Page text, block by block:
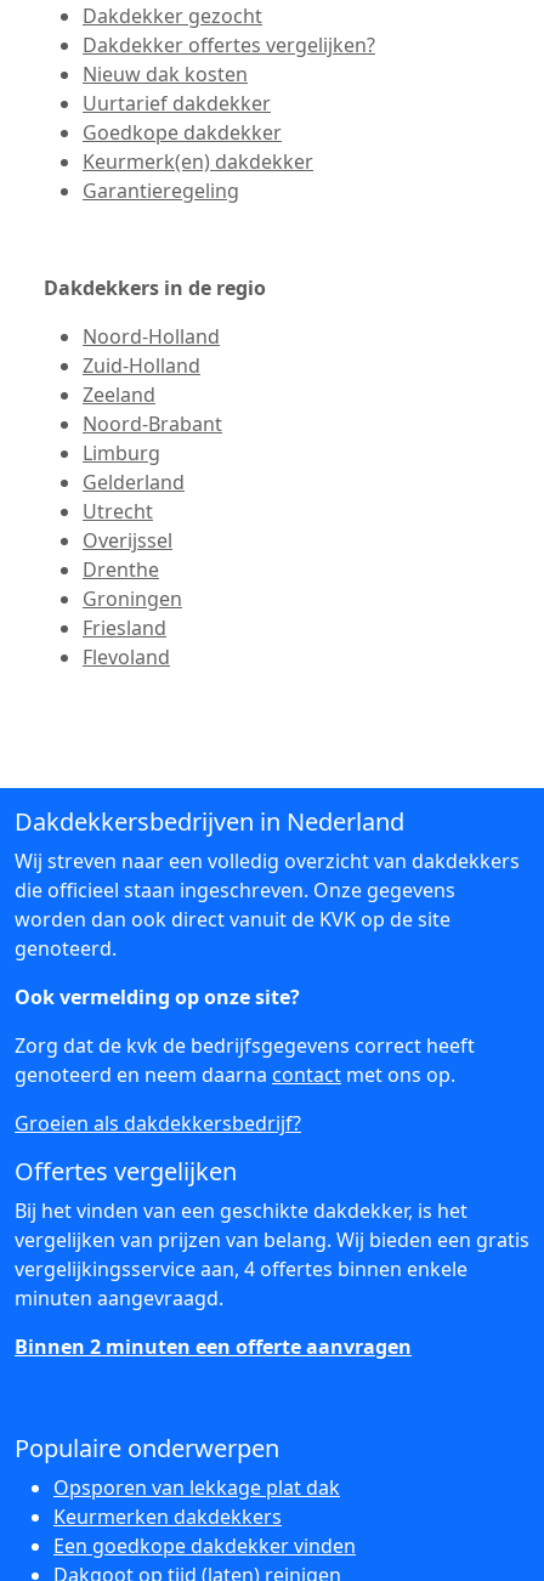
Dakdekker gezocht
Dakdekker offertes vergelijken?
Nieuw dak kosten
Uurtarief dakdekker
Goedkope dakdekker
Keurmerk(en) dakdekker
Garantieregeling
Dakdekkers in de regio
Noord-Holland
Zuid-Holland
Zeeland
Noord-Brabant
Limburg
Gelderland
Utrecht
Overijssel
Drenthe
Groningen
Friesland
Flevoland
Dakdekkersbedrijven in Nederland
Wij streven naar een volledig overzicht van dakdekkers
die officieel staan ingeschreven. Onze gegevens
worden dan ook direct vanuit de KVK op de site
genoteerd.
Ook vermelding op onze site?
Zorg dat de kvk de bedrijfsgegevens correct heeft
genoteerd en neem daarna contact met ons op.
Groeien als dakdekkersbedrijf?
Offertes vergelijken
Bij het vinden van een geschikte dakdekker, is het
vergelijken van prijzen van belang. Wij bieden een gratis
vergelijkingsservice aan, 4 offertes binnen enkele
minuten aangevraagd.
Binnen 2 minuten een offerte aanvragen
Populaire onderwerpen
Opsporen van lekkage plat dak
Keurmerken dakdekkers
Een goedkope dakdekker vinden
Dakgoot op tijd (laten) reinigen